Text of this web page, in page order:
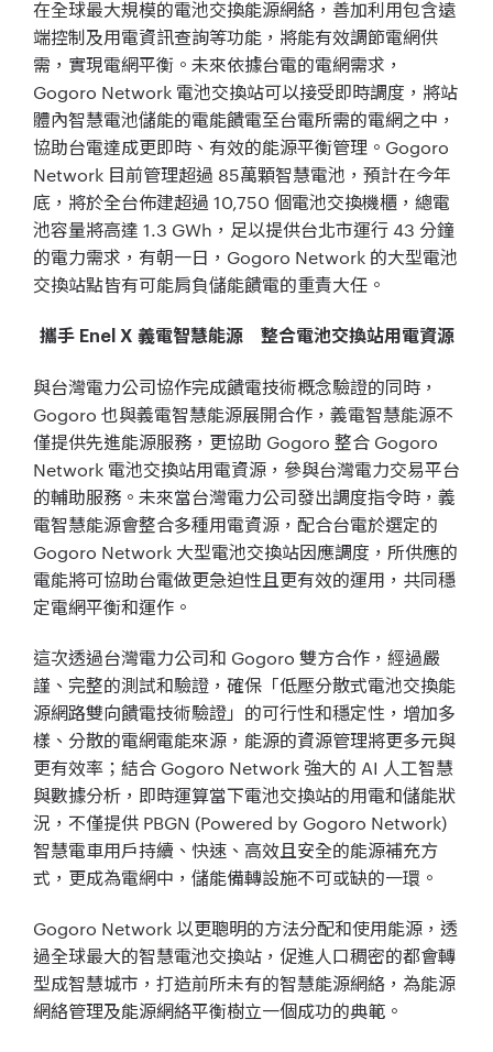
在全球最大規模的電池交換能源網絡，善加利用包含遠
端控制及用電資訊查詢等功能，將能有效調節電網供
需，實現電網平衡。未來依據台電的電網需求，
Gogoro Network 電池交換站可以接受即時調度，將站
體內智慧電池儲能的電能饋電至台電所需的電網之中，
協助台電達成更即時、有效的能源平衡管理。Gogoro
Network 目前管理超過 85萬顆智慧電池，預計在今年
底，將於全台佈建超過 10,750 個電池交換機櫃，總電
池容量將高達 1.3 GWh，足以提供台北市運行 43 分鐘
的電力需求，有朝一日，Gogoro Network 的大型電池
交換站點皆有可能肩負儲能饋電的重責大任。
攜手 Enel X 義電智慧能源 整合電池交換站用電資源
與台灣電力公司協作完成饋電技術概念驗證的同時，
Gogoro 也與義電智慧能源展開合作，義電智慧能源不
僅提供先進能源服務，更協助 Gogoro 整合 Gogoro
Network 電池交換站用電資源，參與台灣電力交易平台
的輔助服務。未來當台灣電力公司發出調度指令時，義
電智慧能源會整合多種用電資源，配合台電於選定的
Gogoro Network 大型電池交換站因應調度，​​所供應的
電能將可協助台電做更急迫性且更有效的運用，共同穩
定電網平衡和運作。
這次透過台灣電力公司和 Gogoro 雙方合作，經過嚴
謹、完整的測試和驗證，確保「低壓分散式電池交換能
源網路雙向饋電技術驗證」的可行性和穩定性，增加多
樣、分散的電網電能來源，能源的資源管理將更多元與
更有效率；結合 Gogoro Network 強大的 AI 人工智慧
與數據分析，即時運算當下電池交換站的用電和儲能狀
況，不僅提供 PBGN (Powered by Gogoro Network)
智慧電車用戶持續、快速、高效且安全的能源補充方
式，更成為電網中，儲能備轉設施不可或缺的一環。
Gogoro Network 以更聰明的方法分配和使用能源，透
過全球最大的智慧電池交換站，促進人口稠密的都會轉
型成智慧城市，打造前所未有的智慧能源網絡，為能源
網絡管理及能源網絡平衡樹立一個成功的典範。